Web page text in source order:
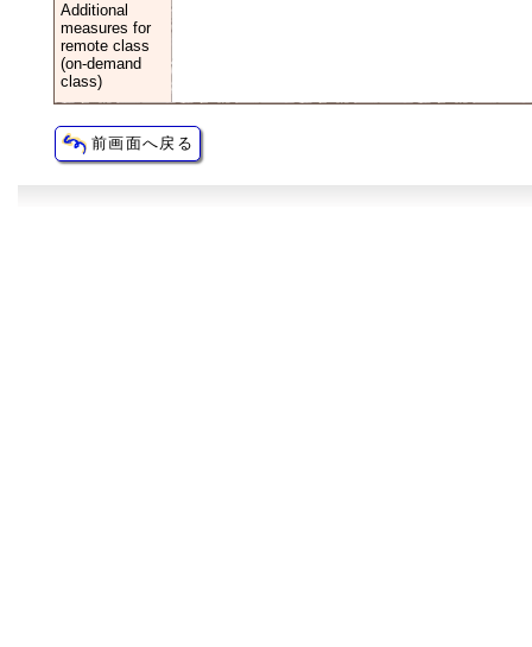
Additional
measures for
remote class
(on-demand
class)